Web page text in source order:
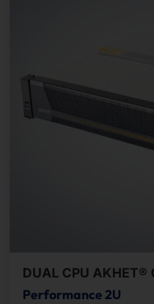
DUAL CPU AKHET®
Performance 2U